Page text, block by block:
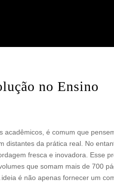
no Ensino
acadêmicos, é comum que
distantes da prática real. No
fresca e inovadora. Esse
que somam mais de 700
é não apenas fornecer um